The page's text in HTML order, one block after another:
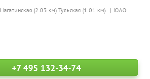
Нагатинская (2.03 км) Тульская (1.01 км) ЮАО
+7 495 132-34-74